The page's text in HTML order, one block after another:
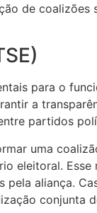
de coalizões
para o
a
partidos
uma
eleitoral.
aliança.
conjunta